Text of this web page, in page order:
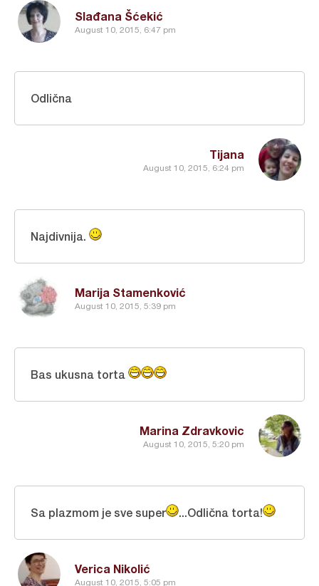
Slađana Šćekić
August 10, 2015, 6:47 pm
Tijana
August 10, 2015, 6:24 pm
Odlična
Marija Stamenković
August 10, 2015, 5:39 pm
Najdivnija.
Marina Zdravkovic
August 10, 2015, 5:20 pm
Bas ukusna torta
Verica Nikolić
August 10, 2015, 5:05 pm
Sa plazmom je sve super ...Odlična torta!